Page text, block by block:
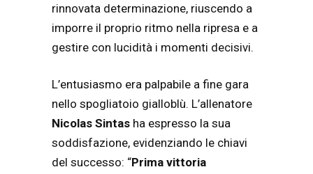
rinnovata determinazione, riuscendo a
imporre il proprio ritmo nella ripresa e a
gestire con lucidità i momenti decisivi.
L’entusiasmo era palpabile a fine gara
nello spogliatoio gialloblù. L’allenatore
Nicolas Sintas ha espresso la sua
soddisfazione, evidenziando le chiavi
del successo: “Prima vittoria